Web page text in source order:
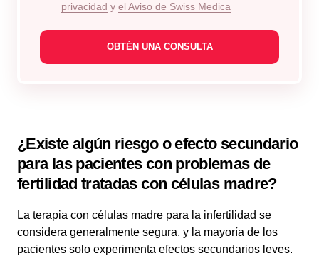
privacidad y el Aviso de Swiss Medica
¿Existe algún riesgo o efecto secundario
para las pacientes con problemas de
fertilidad tratadas con células madre?
La terapia con células madre para la infertilidad se
considera generalmente segura, y la mayoría de los
pacientes solo experimenta efectos secundarios leves.